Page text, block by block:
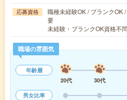
応募資格
職種未経験OK / ブランクOK
要
未経験・ブランクOK資格不
職場の雰囲気
年齢層
20代
30代
男女比率